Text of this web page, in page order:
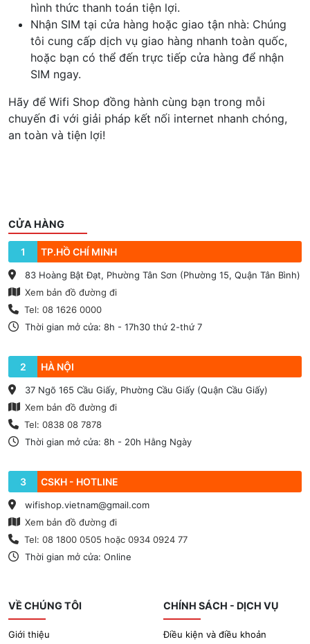
hình thức thanh toán tiện lợi.
Nhận SIM tại cửa hàng hoặc giao tận nhà: Chúng
tôi cung cấp dịch vụ giao hàng nhanh toàn quốc,
hoặc bạn có thể đến trực tiếp cửa hàng để nhận
SIM ngay.
Hãy để Wifi Shop đồng hành cùng bạn trong mỗi
chuyến đi với giải pháp kết nối internet nhanh chóng,
an toàn và tiện lợi!
CỬA HÀNG
1 TP.HỒ CHÍ MINH
83 Hoàng Bật Đạt, Phường Tân Sơn (Phường 15, Quận Tân Bình)
Xem bản đồ đường đi
Tel: 08 1626 0000
Thời gian mở cửa: 8h - 17h30 thứ 2-thứ 7
2 HÀ NỘI
37 Ngõ 165 Cầu Giấy, Phường Cầu Giấy (Quận Cầu Giấy)
Xem bản đồ đường đi
Tel: 0838 08 7878
Thời gian mở cửa: 8h - 20h Hằng Ngày
3 CSKH - HOTLINE
wifishop.vietnam@gmail.com
Xem bản đồ đường đi
Tel: 08 1800 0505 hoặc 0934 0924 77
Thời gian mở cửa: Online
VỀ CHÚNG TÔI
Giới thiệu
CHÍNH SÁCH - DỊCH VỤ
Điều kiện và điều khoản